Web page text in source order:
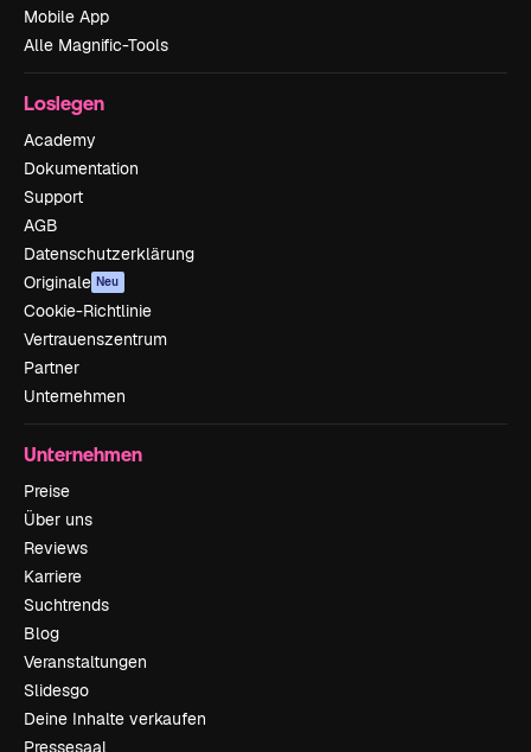
Mobile App
Alle Magnific-Tools
Loslegen
Academy
Dokumentation
Support
AGB
Datenschutzerklärung
Originale Neu
Cookie-Richtlinie
Vertrauenszentrum
Partner
Unternehmen
Unternehmen
Preise
Über uns
Reviews
Karriere
Suchtrends
Blog
Veranstaltungen
Slidesgo
Deine Inhalte verkaufen
Pressesaal